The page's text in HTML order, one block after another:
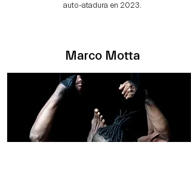
auto-atadura en 2023.
Marco Motta